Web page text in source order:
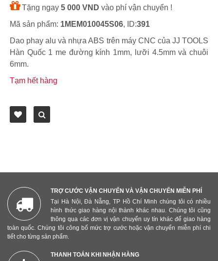
Tặng ngay 5 000 VND vào phí vận chuyển !
Mã sản phẩm: 1MEM010045S06, ID:391
Dao phay alu và nhựa ABS trên máy CNC của JJ TOOLS
Hàn Quốc 1 me đường kính 1mm, lưỡi 4.5mm và chuôi
6mm.
Tạm hết hàng
TRỢ CƯỚC VẬN CHUYỂN VÀ VẬN CHUYỂN MIỄN PHÍ
Tại Hà Nội, Đà Nẵng, TP Hồ Chí Minh chúng tôi có nhiều
hình thức giao hàng nội thành khác nhau. Chúng tôi cũng
thông qua các đơn vị vận chuyển uy tín khác để giao hàng
toàn quốc. Chúng tôi công bố mức trợ cước hoặc vận chuyển miễn phí chi
tiết cho từng sản phẩm.
THANH TOÁN KHI NHẬN HÀNG